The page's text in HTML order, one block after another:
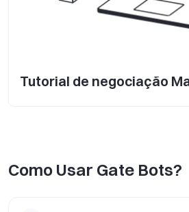
Tutorial de negociação
Como Usar Gate Bots?